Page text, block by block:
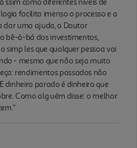
facilita imenso o processo e a
dar uma ajuda, o Doutor
bê-à-bá dos investimentos,
simp les que qualquer pessoa vai
- mesmo que não seja muito
rendimentos passados não
dinheiro parado é dinheiro que
Como alg uém disse: o melhor